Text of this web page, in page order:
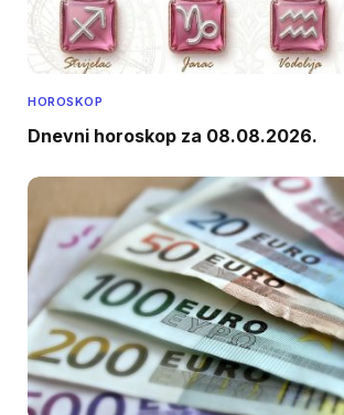
HOROSKOP
Dnevni horoskop za 08.08.2026.